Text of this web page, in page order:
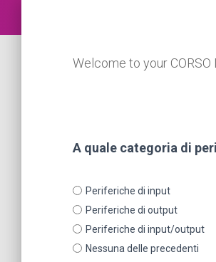
Welcome to your CORSO
A quale categoria di
Periferiche di input
Periferiche di output
Periferiche di input/output
Nessuna delle precedenti